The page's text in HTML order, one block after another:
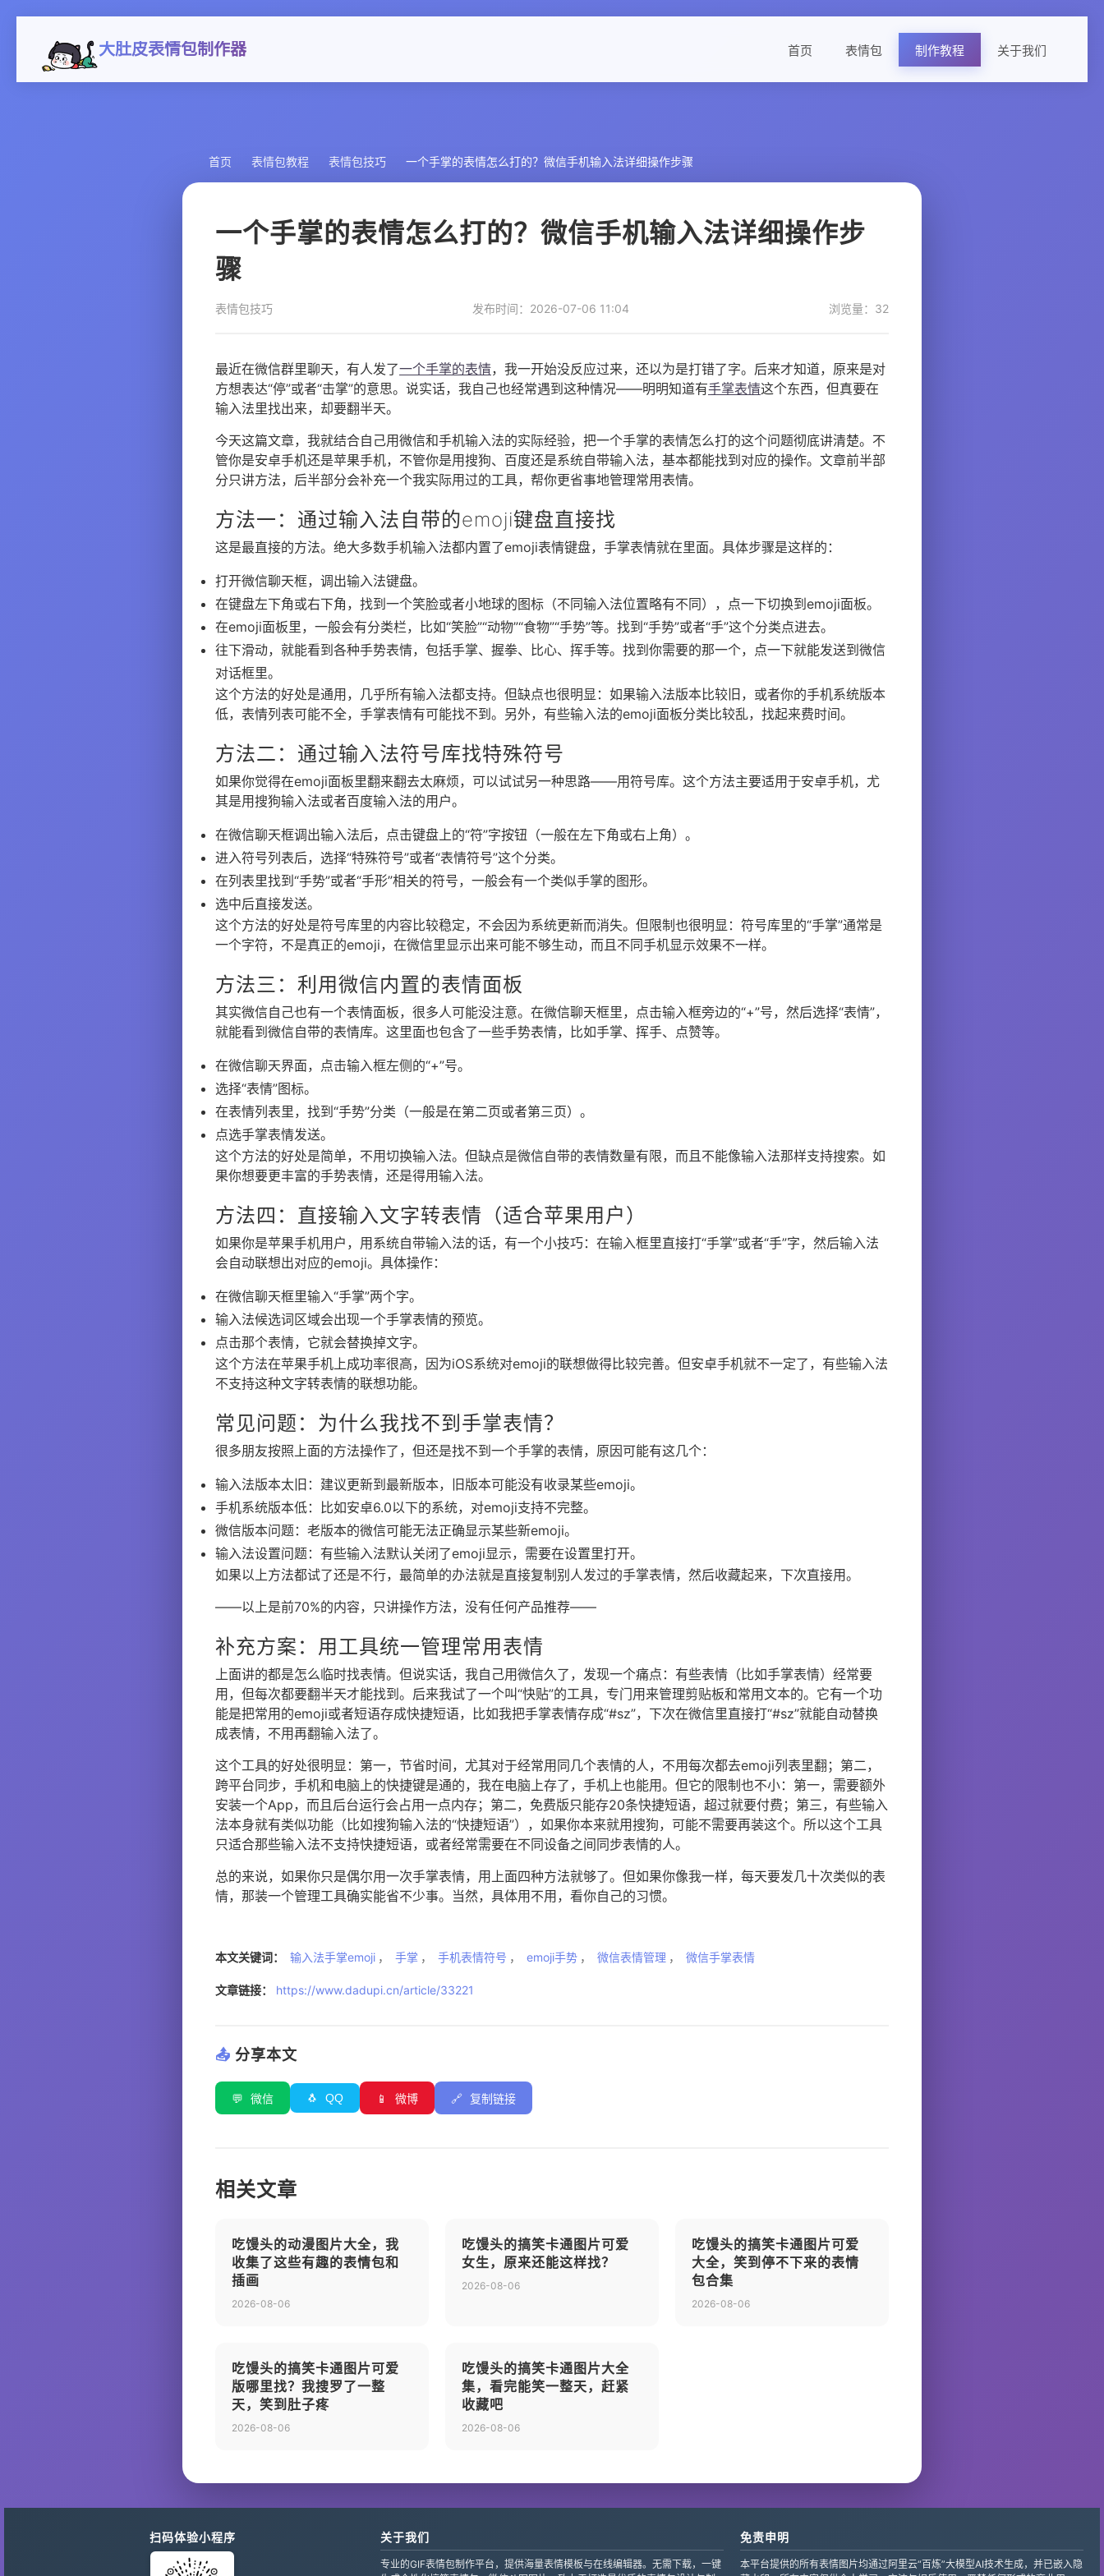
大肚皮表情包制作器 首页 表情包 制作教程 关于我们
首页 表情包教程 表情包技巧 一个手掌的表情怎么打的？微信手机输入法详细操作步骤
一个手掌的表情怎么打的？微信手机输入法详细操作步
骤
表情包技巧 发布时间：2026-07-06 11:04 浏览量：32
最近在微信群里聊天，有人发了一个手掌的表情，我一开始没反应过来，还以为是打错了字。后来才知道，原来是对
方想表达“停”或者“击掌”的意思。说实话，我自己也经常遇到这种情况——明明知道有手掌表情这个东西，但真要在
输入法里找出来，却要翻半天。
今天这篇文章，我就结合自己用微信和手机输入法的实际经验，把一个手掌的表情怎么打的这个问题彻底讲清楚。不
管你是安卓手机还是苹果手机，不管你是用搜狗、百度还是系统自带输入法，基本都能找到对应的操作。文章前半部
分只讲方法，后半部分会补充一个我实际用过的工具，帮你更省事地管理常用表情。
方法一：通过输入法自带的emoji键盘直接找
这是最直接的方法。绝大多数手机输入法都内置了emoji表情键盘，手掌表情就在里面。具体步骤是这样的：
打开微信聊天框，调出输入法键盘。
在键盘左下角或右下角，找到一个笑脸或者小地球的图标（不同输入法位置略有不同），点一下切换到emoji面板。
在emoji面板里，一般会有分类栏，比如“笑脸”“动物”“食物”“手势”等。找到“手势”或者“手”这个分类点进去。
往下滑动，就能看到各种手势表情，包括手掌、握拳、比心、挥手等。找到你需要的那一个，点一下就能发送到微信
对话框里。
这个方法的好处是通用，几乎所有输入法都支持。但缺点也很明显：如果输入法版本比较旧，或者你的手机系统版本
低，表情列表可能不全，手掌表情有可能找不到。另外，有些输入法的emoji面板分类比较乱，找起来费时间。
方法二：通过输入法符号库找特殊符号
如果你觉得在emoji面板里翻来翻去太麻烦，可以试试另一种思路——用符号库。这个方法主要适用于安卓手机，尤
其是用搜狗输入法或者百度输入法的用户。
在微信聊天框调出输入法后，点击键盘上的“符”字按钮（一般在左下角或右上角）。
进入符号列表后，选择“特殊符号”或者“表情符号”这个分类。
在列表里找到“手势”或者“手形”相关的符号，一般会有一个类似手掌的图形。
选中后直接发送。
这个方法的好处是符号库里的内容比较稳定，不会因为系统更新而消失。但限制也很明显：符号库里的“手掌”通常是
一个字符，不是真正的emoji，在微信里显示出来可能不够生动，而且不同手机显示效果不一样。
方法三：利用微信内置的表情面板
其实微信自己也有一个表情面板，很多人可能没注意。在微信聊天框里，点击输入框旁边的“+”号，然后选择“表情”，
就能看到微信自带的表情库。这里面也包含了一些手势表情，比如手掌、挥手、点赞等。
在微信聊天界面，点击输入框左侧的“+”号。
选择“表情”图标。
在表情列表里，找到“手势”分类（一般是在第二页或者第三页）。
点选手掌表情发送。
这个方法的好处是简单，不用切换输入法。但缺点是微信自带的表情数量有限，而且不能像输入法那样支持搜索。如
果你想要更丰富的手势表情，还是得用输入法。
方法四：直接输入文字转表情（适合苹果用户）
如果你是苹果手机用户，用系统自带输入法的话，有一个小技巧：在输入框里直接打“手掌”或者“手”字，然后输入法
会自动联想出对应的emoji。具体操作：
在微信聊天框里输入“手掌”两个字。
输入法候选词区域会出现一个手掌表情的预览。
点击那个表情，它就会替换掉文字。
这个方法在苹果手机上成功率很高，因为iOS系统对emoji的联想做得比较完善。但安卓手机就不一定了，有些输入法
不支持这种文字转表情的联想功能。
常见问题：为什么我找不到手掌表情？
很多朋友按照上面的方法操作了，但还是找不到一个手掌的表情，原因可能有这几个：
输入法版本太旧：建议更新到最新版本，旧版本可能没有收录某些emoji。
手机系统版本低：比如安卓6.0以下的系统，对emoji支持不完整。
微信版本问题：老版本的微信可能无法正确显示某些新emoji。
输入法设置问题：有些输入法默认关闭了emoji显示，需要在设置里打开。
如果以上方法都试了还是不行，最简单的办法就是直接复制别人发过的手掌表情，然后收藏起来，下次直接用。
——以上是前70%的内容，只讲操作方法，没有任何产品推荐——
补充方案：用工具统一管理常用表情
上面讲的都是怎么临时找表情。但说实话，我自己用微信久了，发现一个痛点：有些表情（比如手掌表情）经常要
用，但每次都要翻半天才能找到。后来我试了一个叫“快贴”的工具，专门用来管理剪贴板和常用文本的。它有一个功
能是把常用的emoji或者短语存成快捷短语，比如我把手掌表情存成“#sz”，下次在微信里直接打“#sz”就能自动替换
成表情，不用再翻输入法了。
这个工具的好处很明显：第一，节省时间，尤其对于经常用同几个表情的人，不用每次都去emoji列表里翻；第二，
跨平台同步，手机和电脑上的快捷键是通的，我在电脑上存了，手机上也能用。但它的限制也不小：第一，需要额外
安装一个App，而且后台运行会占用一点内存；第二，免费版只能存20条快捷短语，超过就要付费；第三，有些输入
法本身就有类似功能（比如搜狗输入法的“快捷短语”），如果你本来就用搜狗，可能不需要再装这个。所以这个工具
只适合那些输入法不支持快捷短语，或者经常需要在不同设备之间同步表情的人。
总的来说，如果你只是偶尔用一次手掌表情，用上面四种方法就够了。但如果你像我一样，每天要发几十次类似的表
情，那装一个管理工具确实能省不少事。当然，具体用不用，看你自己的习惯。
本文关键词： 输入法手掌emoji ， 手掌 ， 手机表情符号 ， emoji手势 ， 微信表情管理 ， 微信手掌表情
文章链接： https://www.dadupi.cn/article/33221
📤 分享本文
💬 微信 🐧 QQ 📱 微博 🔗 复制链接
相关文章
吃馒头的动漫图片大全，我
收集了这些有趣的表情包和
插画
2026-08-06
吃馒头的搞笑卡通图片可爱
女生，原来还能这样找？
2026-08-06
吃馒头的搞笑卡通图片可爱
大全，笑到停不下来的表情
包合集
2026-08-06
吃馒头的搞笑卡通图片可爱
版哪里找？我搜罗了一整
天，笑到肚子疼
2026-08-06
吃馒头的搞笑卡通图片大全
集，看完能笑一整天，赶紧
收藏吧
2026-08-06
扫码体验小程序 关于我们
专业的GIF表情包制作平台，提供海量表情模板与在线编辑器。无需下载，一键
免责申明
本平台提供的所有表情图片均通过阿里云“百炼”大模型AI技术生成，并已嵌入隐